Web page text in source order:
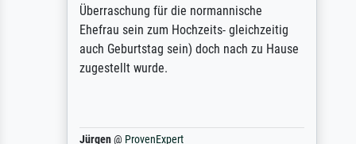
Überraschung für die normannische
Ehefrau sein zum Hochzeits- gleichzeitig
auch Geburtstag sein) doch nach zu Hause
zugestellt wurde.
Jürgen@ProvenExpert